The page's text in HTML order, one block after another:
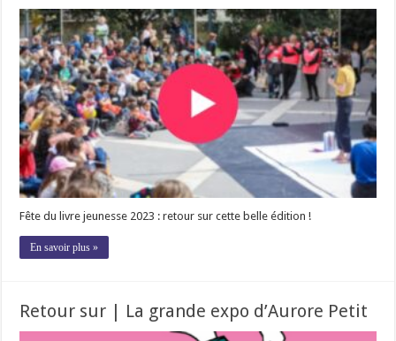
Fête du livre jeunesse 2023 : retour sur cette belle édition !
En savoir plus »
Retour sur | La grande expo d’Aurore Petit